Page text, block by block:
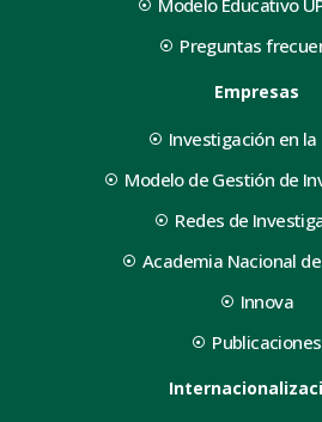
Preguntas
Empresas
Investigación en la
Modelo de Gestión de
Redes de
Academia Nacional
Innova
Publicaciones